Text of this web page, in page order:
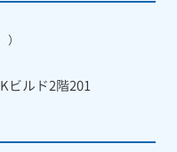
ビルド2階201